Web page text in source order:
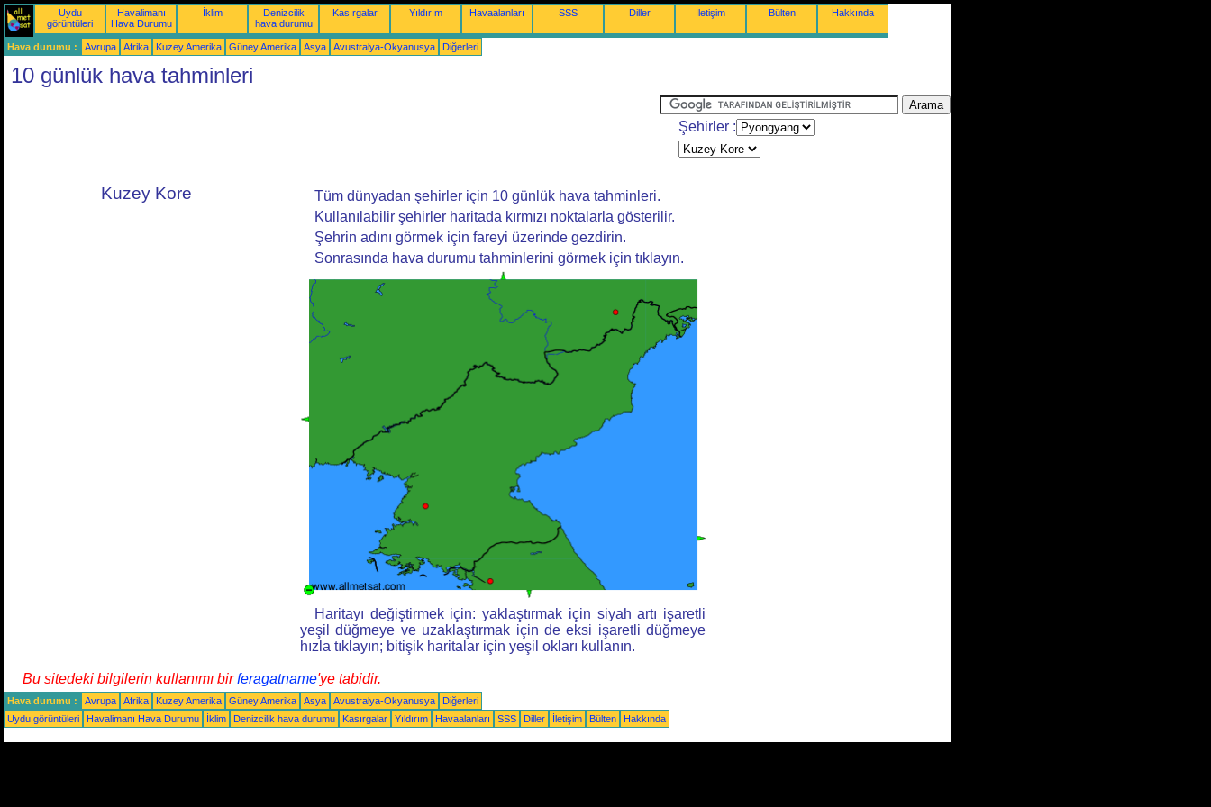
Uydu
görüntüleri
Havalimanı
Hava Durumu
İklim
Denizcilik
hava durumu
Kasırgalar Yıldırım Havaalanları SSS Diller İletişim Bülten Hakkında
Hava durumu : Avrupa Afrika Kuzey Amerika Güney Amerika Asya Avustralya-Okyanusya Diğerleri
10 günlük hava tahminleri
Şehirler :
Kuzey Kore
Tüm dünyadan şehirler için 10 günlük hava tahminleri.
Kullanılabilir şehirler haritada kırmızı noktalarla gösterilir.
Şehrin adını görmek için fareyi üzerinde gezdirin.
Sonrasında hava durumu tahminlerini görmek için tıklayın.
Haritayı değiştirmek için: yaklaştırmak için siyah artı işaretli
yeşil düğmeye ve uzaklaştırmak için de eksi işaretli düğmeye
hızla tıklayın; bitişik haritalar için yeşil okları kullanın.
Bu sitedeki bilgilerin kullanımı birferagatname'ye tabidir.
Hava durumu : Avrupa Afrika Kuzey Amerika Güney Amerika Asya Avustralya-Okyanusya
Diğerleri
Uydu görüntüleri
Havalimanı Hava Durumu İklim Denizcilik hava durumu Kasırgalar Yıldırım Havaalanları SSS Diller İletişim Bülten Hakkında